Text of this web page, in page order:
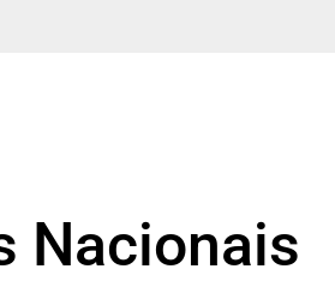
Nacionais